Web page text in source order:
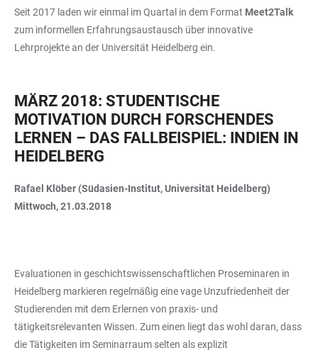
Seit 2017 laden wir einmal im Quartal in dem Format Meet2Talk
zum informellen Erfahrungsaustausch über innovative
Lehrprojekte an der Universität Heidelberg ein.
MÄRZ 2018: STUDENTISCHE
MOTIVATION DURCH FORSCHENDES
LERNEN – DAS FALLBEISPIEL: INDIEN IN
HEIDELBERG
Rafael Klöber (Südasien-Institut, Universität Heidelberg)
Mittwoch, 21.03.2018
Evaluationen in geschichtswissenschaftlichen Proseminaren in
Heidelberg markieren regelmäßig eine vage Unzufriedenheit der
Studierenden mit dem Erlernen von praxis- und
tätigkeitsrelevanten Wissen. Zum einen liegt das wohl daran, dass
die Tätigkeiten im Seminarraum selten als explizit